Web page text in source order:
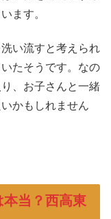
ます。
い流すと考えられ
たそうです。なの
、お子さんと一緒
かもしれません
当？西高東